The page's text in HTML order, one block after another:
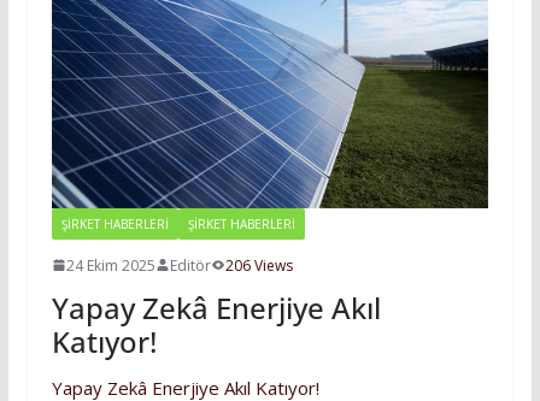
ŞİRKET HABERLERİ ŞIRKET HABERLERI
24 Ekim 2025 Editör 206 Views
Yapay Zekâ Enerjiye Akıl
Katıyor!
Yapay Zekâ Enerjiye Akıl Katıyor!